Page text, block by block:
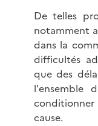
De telles
notamment
dans la
difficultés
que des
l'ensemble
cause.